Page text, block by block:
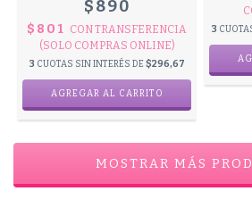
$890
$801 CONTRANSFERENCIA
(SOLO COMPRAS ONLINE)
3 CUOTAS SIN INTERÉS DE $296,67
3
MOSTRAR MÁS